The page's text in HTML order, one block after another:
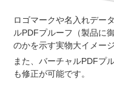
ロゴマークや名入れデー
ルPDFプルーフ（製品に
のかを示す実物大イメー
また、バーチャルPDFプ
も修正が可能です。